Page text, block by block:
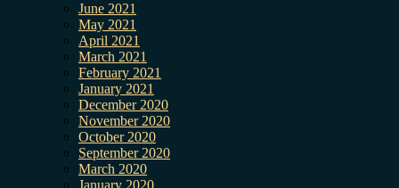
June 2021
May 2021
April 2021
March 2021
February 2021
January 2021
December 2020
November 2020
October 2020
September 2020
March 2020
January 2020